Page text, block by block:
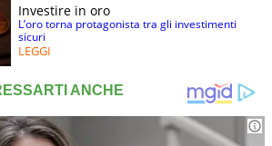
Investire in oro
L’oro torna protagonista tra gli investimenti
sicuri
LEGGI